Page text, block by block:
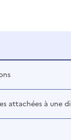
attachées à une